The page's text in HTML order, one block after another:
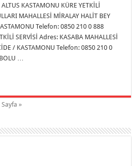
KASTAMONU KÜRE YETKİLİ
MAHALLESİ MİRALAY HALİT BEY
Telefon: 0850 210 0 888
SERVİSİ Adres: KASABA MAHALLESİ
/ KASTAMONU Telefon: 0850 210 0
…
»